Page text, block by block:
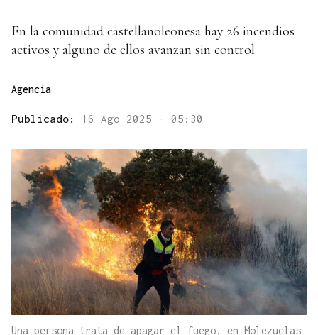
En la comunidad castellanoleonesa hay 26 incendios
activos y alguno de ellos avanzan sin control
Agencia
Publicado: 16 Ago 2025 - 05:30
Una persona trata de apagar el fuego, en Molezuelas